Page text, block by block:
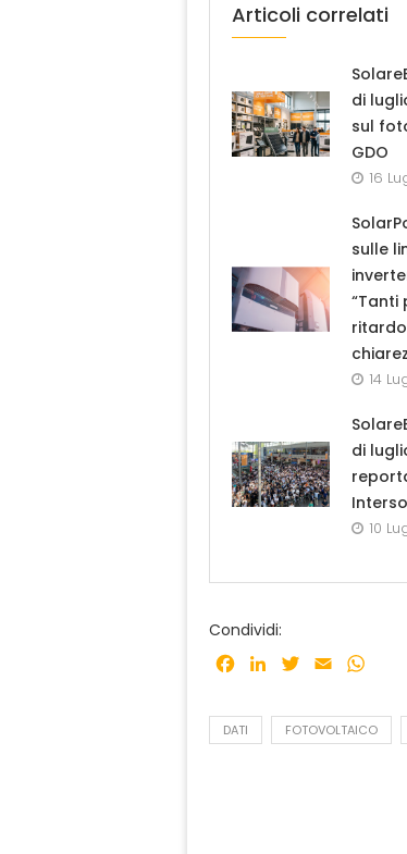
Articoli correlati
di
sul
GDO
16
sulle
“Tanti
14
di
10
Condividi:
Facebook
LinkedInTwitter
Email
DATI FOTOVOLTAICO